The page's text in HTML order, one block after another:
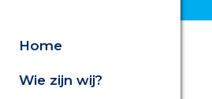
Home
Wie zijn wij?